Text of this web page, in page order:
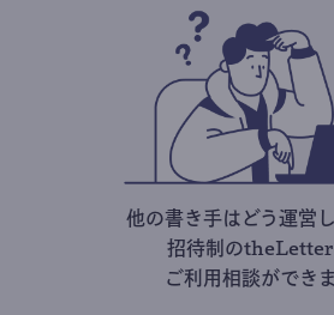
他の書き手はどう運営
招待制のtheLetter
ご利用相談ができま